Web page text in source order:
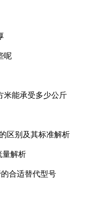
呢
米能承受多少公斤
区别及其标准解析
量解析
的合适替代型号